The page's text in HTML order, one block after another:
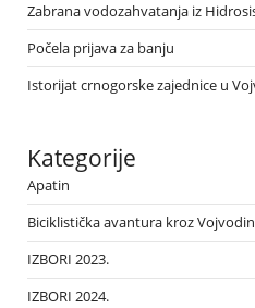
Zabrana vodozahvatanja iz
Počela prijava za banju
Istorijat crnogorske zajednice u
Kategorije
Apatin
Biciklistička avantura kroz
IZBORI 2023.
IZBORI 2024.